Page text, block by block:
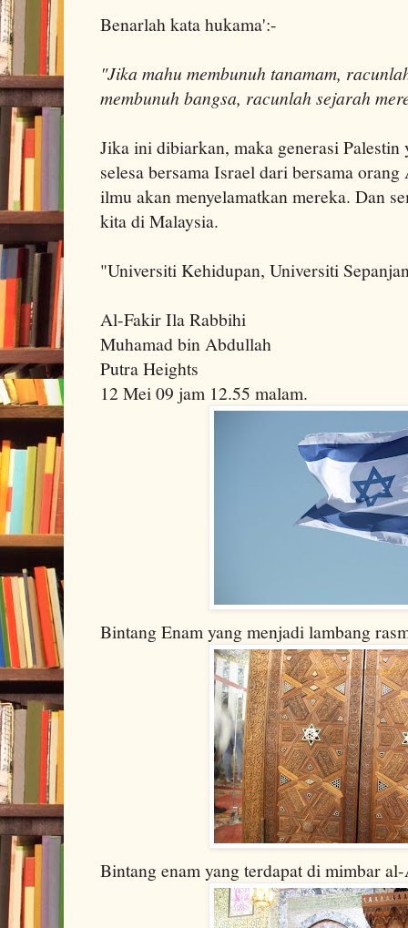
Benarlah kata hukama':-
"Jika mahu membunuh tanamam,
membunuh bangsa, racunlah sejarah
Jika ini dibiarkan, maka generasi Palestin
selesa bersama Israel dari bersama
ilmu akan menyelamatkan mereka. Dan
kita di Malaysia.
"Universiti Kehidupan, Universiti
Al-Fakir Ila Rabbihi
Muhamad bin Abdullah
Putra Heights
12 Mei 09 jam 12.55 malam.
Bintang Enam yang menjadi lambang
Bintang enam yang terdapat di mimbar